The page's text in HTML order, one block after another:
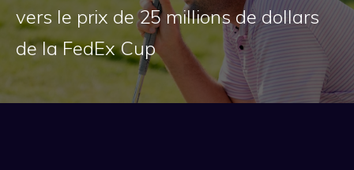
vers le prix de 25 millions de dollars
de la FedEx Cup